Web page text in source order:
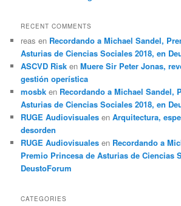
RECENT COMMENTS
reas en Recordando a Michael Sandel,
Asturias de Ciencias Sociales 2018, en
ASCVD Risk enMuere Sir Peter Jonas,
gestión operística
mosbk en Recordando a Michael Sandel,
Asturias de Ciencias Sociales 2018, en
RUGE Audiovisuales enArquitectura,
desorden
RUGE Audiovisuales en Recordando a
Premio Princesa de Asturias de Ciencias
DeustoForum
CATEGORIES